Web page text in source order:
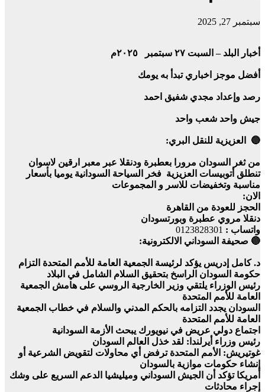
سبتمبر 27, 2025
أخبار البلد – السبت ٢٧ سبتمبر ٢٠٢٥م
أفضل موجز اخباري تبدأ به يومك
رصد وإعداد مجدي شفيق احمد
جيش واحد شعب واحد
🔵 العزيزية للنقل البري:
من ثغر السودان مرورا بعطبرة ودنقلا عبر معبر ارقين لاسوان
تنطلق أتوبيسات العزيزية فخر السياحة السودانية يوميا بأسعار
مناسبة وتخفيضات للاسر و المجموعات
الان:
الحجز للعودة من القاهرة
دنقلا مروي عطبرة وبورتسودان
واتساب : 0123828301
🔵 صحيفة السوداني الالكترونية:
د. كامل إدريس يؤكد لرئيسة الجمعية العامة للأمم المتحدة التزام
حكومة السودان الراسخ بتحقيق السلام الشامل في البلاد
رئيس الوزراء يلتقي وزير الخارجية الروسي على هامش الجمعية
العامة للأمم المتحدة
السودان يجدد التزامه بالحكم المدني والسلام في خطاب الجمعية
العامة للأمم المتحدة
اجتماع دولي عريض في نيويورك يبحث الأزمة السودانية
رئيس وزراء أيرلندا: لقد خذل العالم السودان
غوتيريش: الأمم المتحدة ترفض أي محاولات لتقويض الشرعية أو
إنشاء حكومات موازية بالسودان
أمريكا تؤكد أن الجيش السوداني وميليشيا الدعم السريع على وشك
إجراء محادثات